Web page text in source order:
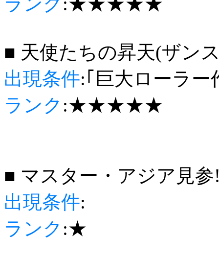
■ 天使たちの昇天(ザン
出現条件:｢巨大ローラ
ランク :★★★★★
■ マスター・アジア見参
出現条件:
ランク :★